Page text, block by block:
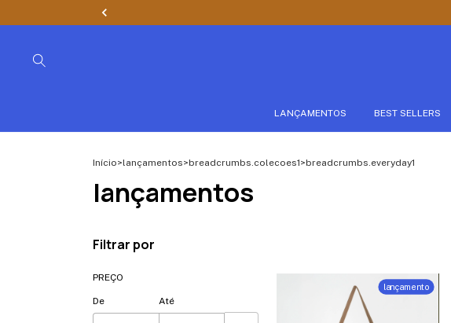
LANÇAMENTOS BEST SELLERS
Início>lançamentos>breadcrumbs.colecoes1>breadcrumbs.everyday1
lançamentos
Filtrar por
PREÇO
De Até
lançamento